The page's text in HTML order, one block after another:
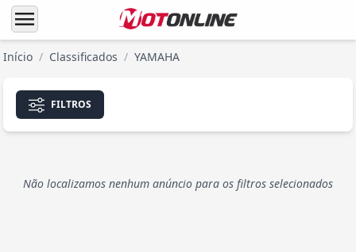
menu
Início / Classificados / YAMAHA
FILTROS
Não localizamos nenhum anúncio para os filtros selecionados